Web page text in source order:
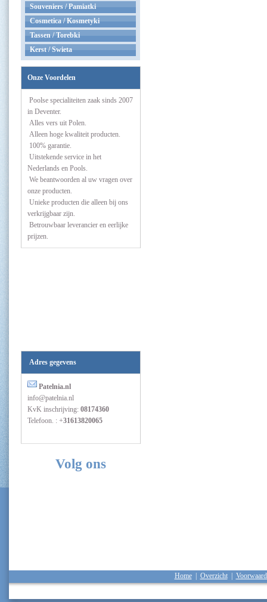
Souveniers / Pamiatki
Cosmetica / Kosmetyki
Tassen / Torebki
Kerst / Swieta
Onze Voordelen
Poolse specialiteiten zaak sinds 2007
in Deventer.
Alles vers uit Polen.
Alleen hoge kwaliteit producten.
100% garantie.
Uitstekende service in het
Nederlands en Pools.
We beantwoorden al uw vragen over
onze producten.
Unieke producten die alleen bij ons
verkrijgbaar zijn.
Betrouwbaar leverancier en eerlijke
prijzen.
Adres gegevens
Patelnia.nl
info@patelnia.nl
KvK inschrijving: 08174360
Telefoon. : +31613820065
Volg ons
Home| Overzicht|